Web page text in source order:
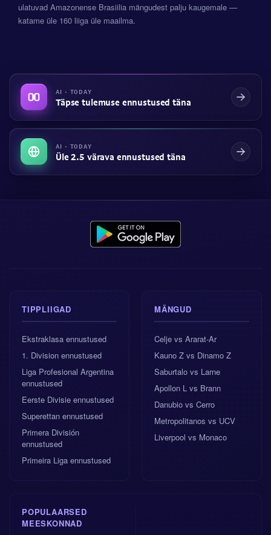
ulatuvad Amazonense Brasiilia mängudest palju kaugemale —
katame üle 160 liiga üle maailma.
AI · TODAY
Täpse tulemuse ennustused täna
AI · TODAY
Üle 2.5 värava ennustused täna
TIPPLIIGAD
Ekstraklasa ennustused
1. Division ennustused
Liga Profesional Argentina
ennustused
Eerste Divisie ennustused
Superettan ennustused
Primera División
ennustused
Primeira Liga ennustused
MÄNGUD
Celje vs Ararat-Ar
Kauno Z vs Dinamo Z
Saburtalo vs Larne
Apollon L vs Brann
Danubio vs Cerro
Metropolitanos vs UCV
Liverpool vs Monaco
POPULAARSED
MEESKONNAD